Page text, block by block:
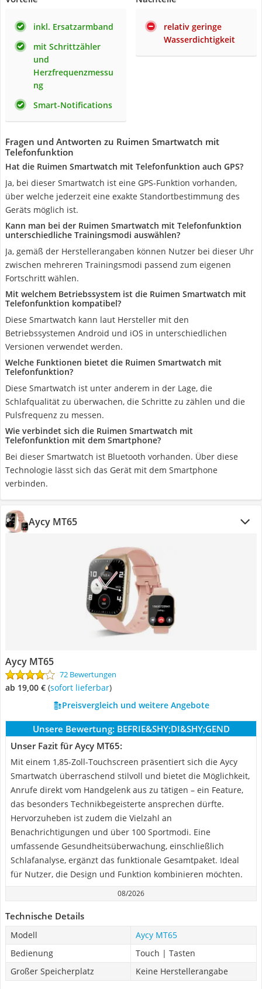
inkl. Ersatzarmband
mit Schrittzähler
und
Herzfrequenzmessu
ng
Smart-Notifications
relativ geringe
Wasserdichtigkeit
Fragen und Antworten zu Ruimen Smartwatch mit
Telefonfunktion
Hat die Ruimen Smartwatch mit Telefonfunktion auch GPS?
Ja, bei dieser Smartwatch ist eine GPS-Funktion vorhanden,
über welche jederzeit eine exakte Standortbestimmung des
Geräts möglich ist.
Kann man bei der Ruimen Smartwatch mit Telefonfunktion
unterschiedliche Trainingsmodi auswählen?
Ja, gemäß der Herstellerangaben können Nutzer bei dieser Uhr
zwischen mehreren Trainingsmodi passend zum eigenen
Fortschritt wählen.
Mit welchem Betriebssystem ist die Ruimen Smartwatch mit
Telefonfunktion kompatibel?
Diese Smartwatch kann laut Hersteller mit den
Betriebssystemen Android und iOS in unterschiedlichen
Versionen verwendet werden.
Welche Funktionen bietet die Ruimen Smartwatch mit
Telefonfunktion?
Diese Smartwatch ist unter anderem in der Lage, die
Schlafqualität zu überwachen, die Schritte zu zählen und die
Pulsfrequenz zu messen.
Wie verbindet sich die Ruimen Smartwatch mit
Telefonfunktion mit dem Smartphone?
Bei dieser Smartwatch ist Bluetooth vorhanden. Über diese
Technologie lässt sich das Gerät mit dem Smartphone
verbinden.
Aycy MT65
Aycy MT65
72 Bewertungen
ab 19,00 € ( Sofort lieferbar)
Preisvergleich und weitere Angebote
Unsere Bewertung: BEFRIE&SHY;DI&SHY;GEND
Unser Fazit für Aycy MT65:
Mit einem 1,85-Zoll-Touchscreen präsentiert sich die Aycy
Smartwatch überraschend stilvoll und bietet die Möglichkeit,
Anrufe direkt vom Handgelenk aus zu tätigen – ein Feature,
das besonders Technikbegeisterte ansprechen dürfte.
Hervorzuheben ist zudem die Vielzahl an
Benachrichtigungen und über 100 Sportmodi. Eine
umfassende Gesundheitsüberwachung, einschließlich
Schlafanalyse, ergänzt das funktionale Gesamtpaket. Ideal
für Nutzer, die Design und Funktion kombinieren möchten.
08/2026
Technische Details
Modell
Aycy MT65
Bedienung
Touch | Tasten
Großer Speicherplatz
Keine Herstellerangabe